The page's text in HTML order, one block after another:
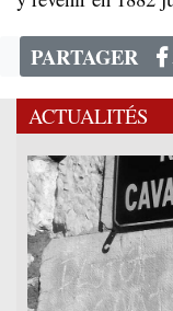
PARTAGER
ACTUALITÉS